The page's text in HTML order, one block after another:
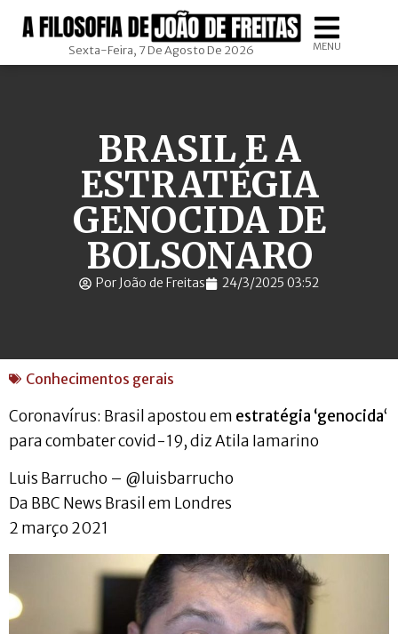
Sexta-Feira, 7 De Agosto De 2026 MENU
BRASIL E A
ESTRATÉGIA
GENOCIDA DE
BOLSONARO
Por João de Freitas 24/3/2025 03:52
Conhecimentos gerais
Coronavírus: Brasil apostou em estratégia ‘genocida‘
para combater covid-19, diz Atila Iamarino
Luis Barrucho – @luisbarrucho
Da BBC News Brasil em Londres
2 março 2021